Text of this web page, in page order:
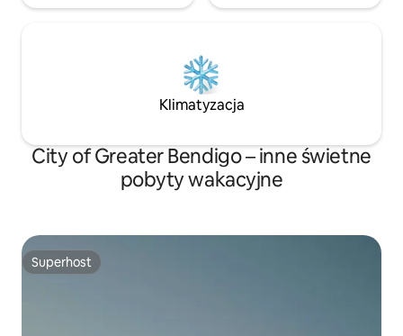
Klimatyzacja
City of Greater Bendigo – inne świetne
pobyty wakacyjne
Superhost
Superhost